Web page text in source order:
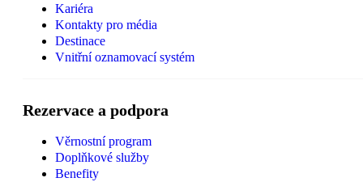
Kariéra
Kontakty pro média
Destinace
Vnitřní oznamovací systém
Rezervace a podpora
Věrnostní program
Doplňkové služby
Benefity